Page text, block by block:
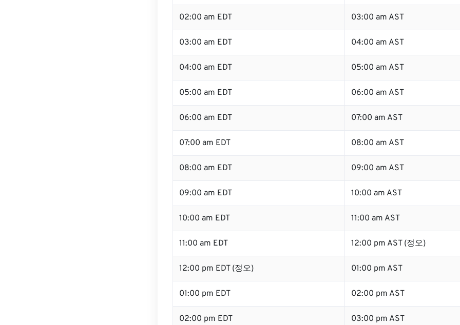
02:00 am EDT 03:00 am AST
03:00 am EDT 04:00 am AST
04:00 am EDT 05:00 am AST
05:00 am EDT 06:00 am AST
06:00 am EDT 07:00 am AST
07:00 am EDT 08:00 am AST
08:00 am EDT 09:00 am AST
09:00 am EDT 10:00 am AST
10:00 am EDT 11:00 am AST
11:00 am EDT 12:00 pm AST (정오)
12:00 pm EDT (정오) 01:00 pm AST
01:00 pm EDT 02:00 pm AST
02:00 pm EDT 03:00 pm AST